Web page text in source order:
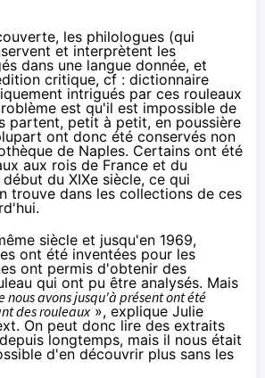
les philologues (qui
et interprètent les
dans une langue donnée, et
critique, cf : dictionnaire
intrigués par ces rouleaux
est qu'il est impossible de
partent, petit à petit, en poussière
ont donc été conservés non
de Naples. Certains ont été
aux rois de France et du
du XIXe siècle, ce qui
trouve dans les collections de ces
siècle et jusqu'en 1969,
ont été inventées pour les
ont permis d'obtenir des
qui ont pu être analysés. Mais
nous avons jusqu'à présent ont été
des rouleaux», explique Julie
On peut donc lire des extraits
longtemps, mais il nous était
d'en découvrir plus sans les